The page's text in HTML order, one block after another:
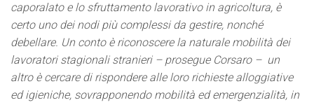
caporalato e lo sfruttamento lavorativo in agricoltura, è
certo uno dei nodi più complessi da gestire, nonché
debellare. Un conto è riconoscere la naturale mobilità dei
lavoratori stagionali stranieri – prosegue Corsaro – un
altro è cercare di rispondere alle loro richieste alloggiative
ed igieniche, sovrapponendo mobilità ed emergenzialità, in